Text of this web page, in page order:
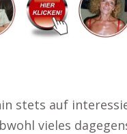
stets auf
vieles